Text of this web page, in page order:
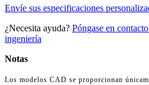
Envíe sus especificaciones
¿Necesita ayuda? Póngase en
ingeniería
Notas
Los modelos CAD se proporcionan